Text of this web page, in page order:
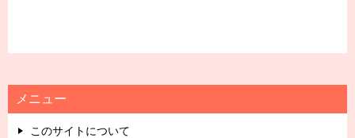
メニュー
このサイトについて